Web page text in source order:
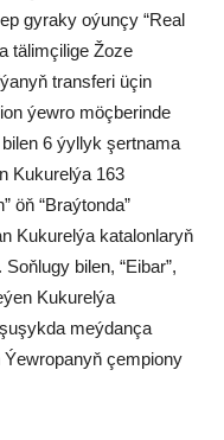
gyraky oýunçy “Real
tälimçilige Žoze
transferi üçin
ýewro möçberinde
6 ýyllyk şertnama
Kukurelýa 163
öň “Braýtonda”
Kukurelýa katalonlaryň
bilen, “Eibar”,
Kukurelýa
meýdança
çempiony